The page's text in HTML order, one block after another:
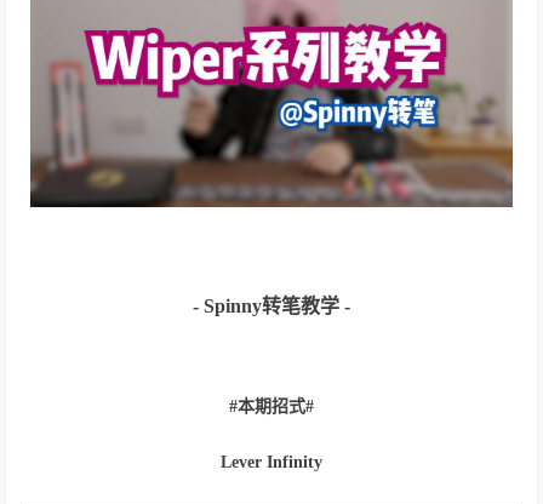
- Spinny转笔教学 -
#本期招式#
Lever Infinity